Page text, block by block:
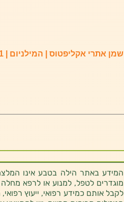
שמן אתרי אקליפטוס | המילניום | 1 ליטר
המידע באתר הילה בטבע אינו
מוגדרים לטפל, למנוע או לרפא מחלה
לקבל אותם כמידע רפואי, ייעוץ